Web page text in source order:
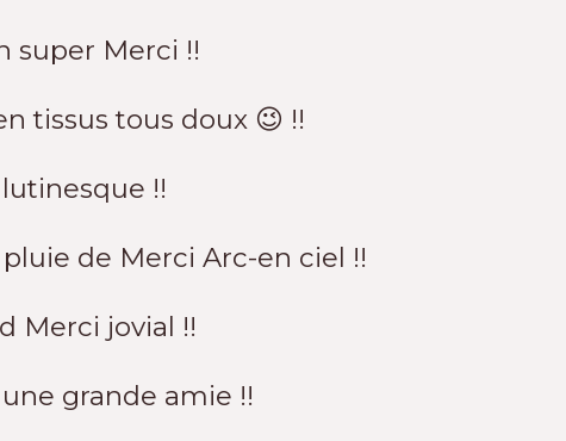
super Merci !!
tissus tous doux 😉 !!
!!
de Merci Arc-en ciel !!
Merci jovial !!
grande amie !!